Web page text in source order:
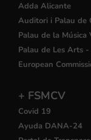
Adda Alicante
Auditori i Palau de
Palau de la Música
Palau de Les Arts -
European
+ FSMCV
Covid 19
Ayuda DANA-24